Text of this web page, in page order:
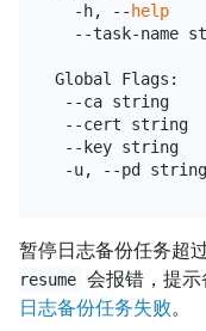
  -h, --
help
--task-name
Global Flags:
--ca string
--cert string
--key string
暂停日志备份任务超
resume 会报错，提
日志备份任务失败。